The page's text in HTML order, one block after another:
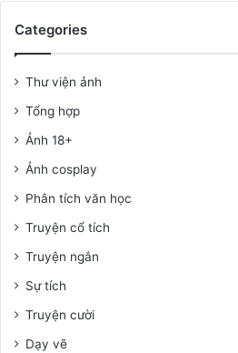
đ
i
ể
c
c
n
b
i
n
c
ự
c
h
y
ó
Categories
Thư viện ảnh
Tổng hợp
Ảnh 18+
Ảnh cosplay
Phân tích văn học
Truyện cổ tích
Truyện ngắn
Sự tích
Truyện cười
Dạy vẽ